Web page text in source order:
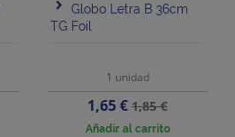
Globo Letra B 36cm
TG Foil
1 unidad
Precio
1,65 €Precio
base
1,85 €
Añadir al carrito